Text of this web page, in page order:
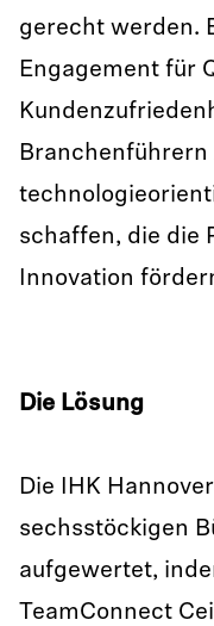
gerecht werden.
Engagement für
Branchenführern
schaffen, die die
Innovation
Die Lösung
Die IHK
sechsstöckigen
aufgewertet,
TeamConnect